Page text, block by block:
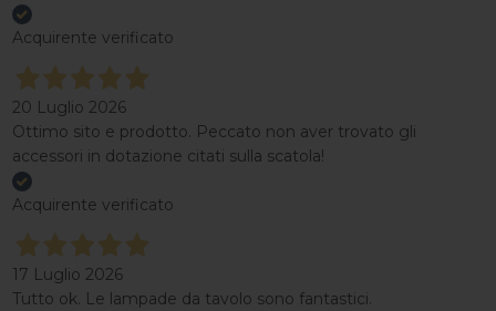
Acquirente verificato
20 Luglio 2026
Ottimo sito e prodotto. Peccato non aver trovato gli
accessori in dotazione citati sulla scatola!
Acquirente verificato
17 Luglio 2026
Tutto ok. Le lampade da tavolo sono fantastici.